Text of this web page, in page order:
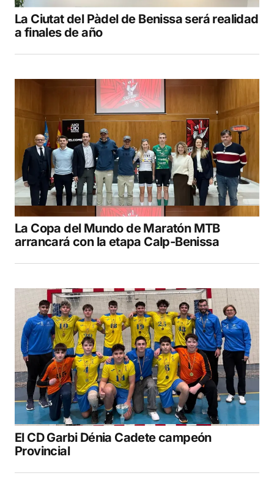
La Ciutat del Pàdel de Benissa será realidad
a finales de año
La Copa del Mundo de Maratón MTB
arrancará con la etapa Calp-Benissa
El CD Garbi Dénia Cadete campeón
Provincial